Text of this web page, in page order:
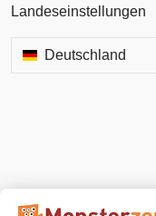
Landeseinstellungen
Deutschland